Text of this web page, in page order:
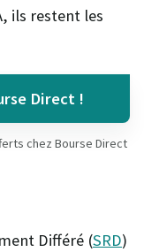
ils restent les
Direct !
chez Bourse Direct
Différé (SRD)